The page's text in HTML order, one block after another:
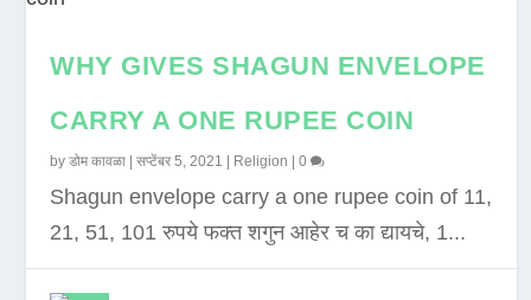
WHY GIVES SHAGUN ENVELOPE
CARRY A ONE RUPEE COIN
byडोम कावळा |सप्टेंबर 5, 2021 Religion |0
Shagun envelope carry a one rupee coin of 11,
21, 51, 101 रुपये फक्त शगुन आहेर च का द्यायचे, 1...